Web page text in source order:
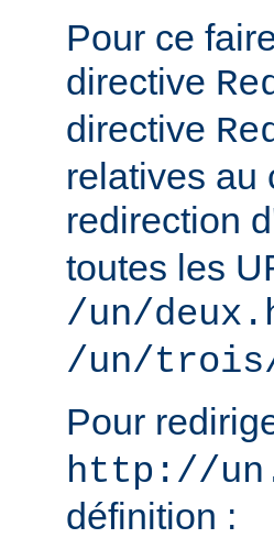
Pour ce
directive
directive
relatives au
redirection
toutes les
/un/
/un/
Pour
http://
définition :